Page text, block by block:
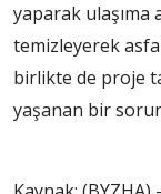
yaparak ulaşıma
temizleyerek
birlikte de proje
yaşanan bir